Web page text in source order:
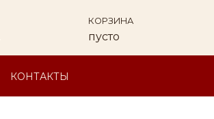
КОРЗИНА
пусто
КОНТАКТЫ